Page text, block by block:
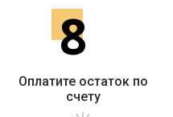
8
Оплатите остаток по
счету